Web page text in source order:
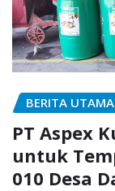
BERITA UTAMA
PT Aspex
untuk
010 Desa